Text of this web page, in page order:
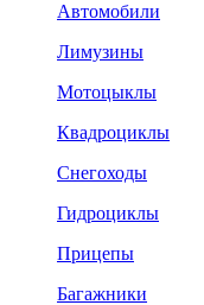
Автомобили
Лимузины
Мотоцыклы
Квадроциклы
Снегоходы
Гидроциклы
Прицепы
Багажники